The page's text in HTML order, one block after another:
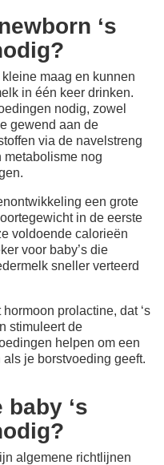
‘s
maag en kunnen
in één keer drinken.
nodig, zowel
gewend aan de
via de navelstreng
metabolisme nog
een grote
in de eerste
voldoende calorieën
voor baby’s die
sneller verteerd
prolactine, dat ‘s
stimuleert de
helpen om een
je borstvoeding geeft.
‘s
algemene richtlijnen